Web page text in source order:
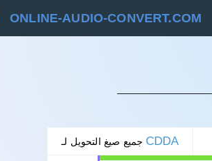
ONLINE-AUDIO-CONVERT.COM
CDDA
إلغاء